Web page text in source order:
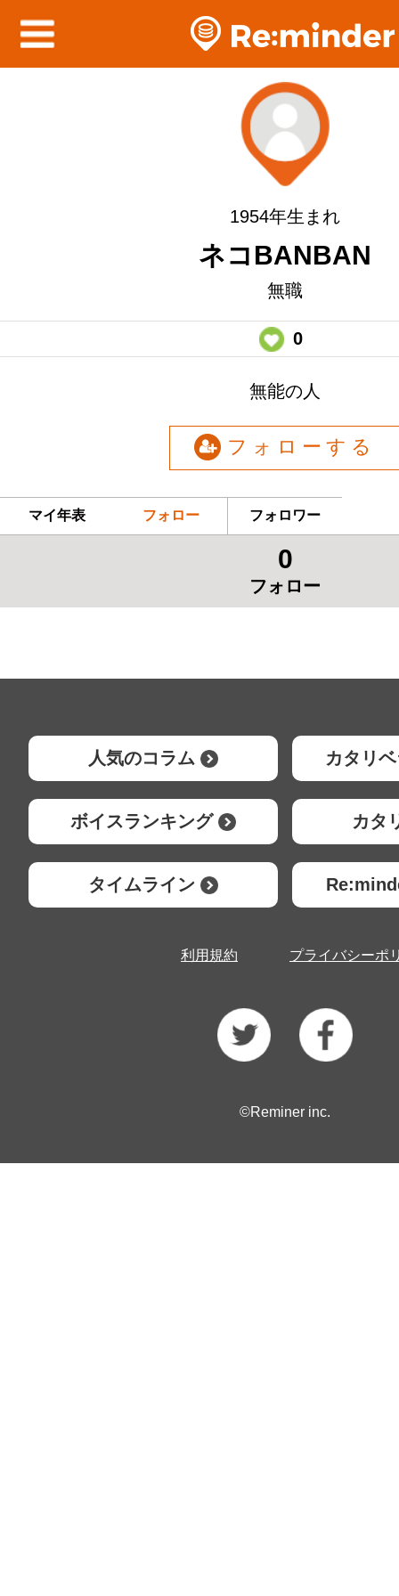
1954年生まれ
ネコBANBAN
無職
0
無能の人
フォローする
マイ年表 フォロー フォロワー
0
フォロー
人気のコラム カタリ
ボイスランキング カタ
タイムライン
利用規約 プライバシーポ
©Reminer inc.